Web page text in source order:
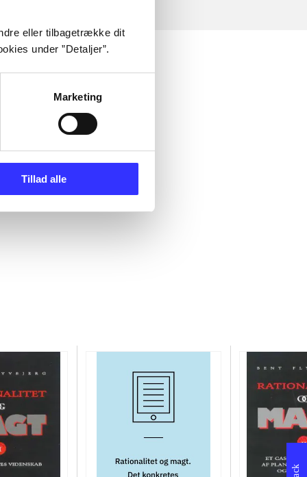
eller tilbagetrække dit
under ”Detaljer”.
Marketing
Tillad alle